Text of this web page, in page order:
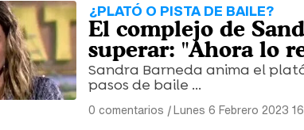
¿PLATÓ O PISTA DE BAILE?
El complejo de
superar: "Ahora lo
Sandra Barneda anima el
pasos de baile ...
0 comentarios |Lunes 6 Febrero 2023